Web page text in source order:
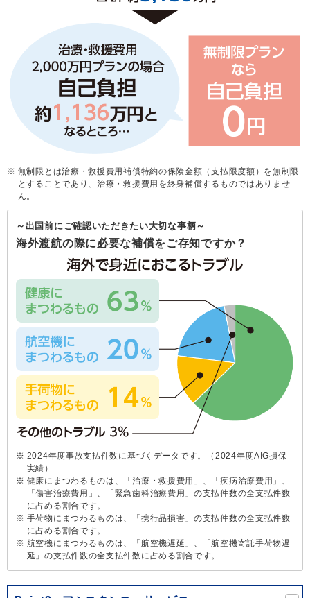
無制限とは治療・救援費用補償特約の保険金額（支払限度額）を無制限
とすることであり、治療・救援費用を終身補償するものではありませ
ん。
～出国前にご確認いただきたい大切な事柄～
海外渡航の際に必要な補償をご存知ですか？
2024年度事故支払件数に基づくデータです。（2024年度AIG損保
実績）
健康にまつわるものは、「治療・救援費用」、「疾病治療費用」、
「傷害治療費用」、「緊急歯科治療費用」の支払件数の全支払件数
に占める割合です。
手荷物にまつわるものは、「携行品損害」の支払件数の全支払件数
に占める割合です。
航空機にまつわるものは、「航空機遅延」、「航空機寄託手荷物遅
延」の支払件数の全支払件数に占める割合です。